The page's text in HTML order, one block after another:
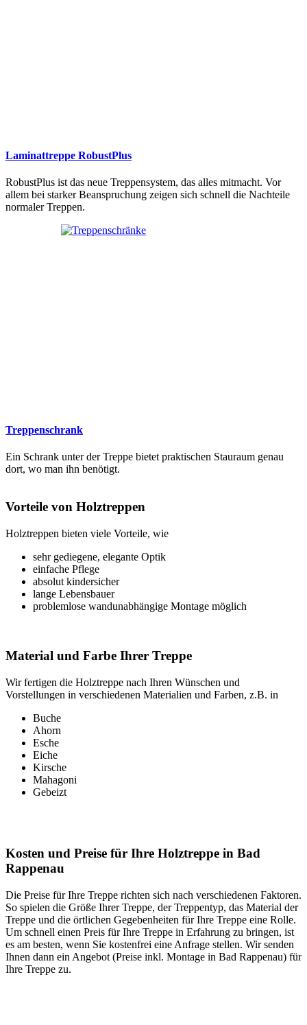
Laminattreppe RobustPlus
RobustPlus ist das neue Treppensystem, das alles mitmacht. Vor
allem bei starker Beanspruchung zeigen sich schnell die Nachteile
normaler Treppen.
Treppenschrank
Ein Schrank unter der Treppe bietet praktischen Stauraum genau
dort, wo man ihn benötigt.
Vorteile von Holztreppen
Holztreppen bieten viele Vorteile, wie
sehr gediegene, elegante Optik
einfache Pflege
absolut kindersicher
lange Lebensbauer
problemlose wandunabhängige Montage möglich
Material und Farbe Ihrer Treppe
Wir fertigen die Holztreppe nach Ihren Wünschen und
Vorstellungen in verschiedenen Materialien und Farben, z.B. in
Buche
Ahorn
Esche
Eiche
Kirsche
Mahagoni
Gebeizt
Kosten und Preise für Ihre Holztreppe in Bad
Rappenau
Die Preise für Ihre Treppe richten sich nach verschiedenen Faktoren.
So spielen die Größe Ihrer Treppe, der Treppentyp, das Material der
Treppe und die örtlichen Gegebenheiten für Ihre Treppe eine Rolle.
Um schnell einen Preis für Ihre Treppe in Erfahrung zu bringen, ist
es am besten, wenn Sie kostenfrei eine Anfrage stellen. Wir senden
Ihnen dann ein Angebot (Preise inkl. Montage in Bad Rappenau) für
Ihre Treppe zu.